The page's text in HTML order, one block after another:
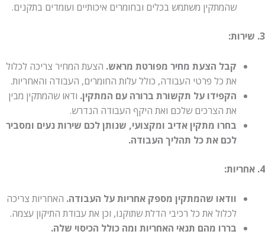
שהמתקין משתמש בכלים ובחומרים איכותיים ועומדים בתקנים.
3. שירות:
קבל הצעת מחיר מפורטת מראש. הצעת המחיר צריכה לכלול
את כל פרטי העבודה, כולל עלות החומרים, העבודה והאחריות.
הקפידו על תקשורת ברורה עם המתקין. ודאו שהמתקין מבין
את הצרכים שלכם ואת היקף העבודה הנדרש.
בחרו מתקין אדיב ומקצועי, שנותן לכם שירות נעים ומסביר
לכם את כל תהליך העבודה.
4. אחריות:
וודאו שהמתקין מספק אחריות על העבודה. האחריות צריכה
לכלול את כל רכיבי הדלת שתוקנו, וכן את עבודת התיקון עצמה.
בררו מהם תנאי האחריות ומה כולל הכיסוי שלה.